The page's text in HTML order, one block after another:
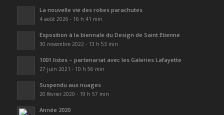
La nouvelle vie des robes parachutes
4 août 2026 - 16 h 41 min
Exposition à la biennale du Design de Saint Etienne
30 novembre 2022 - 13 h 53 min
1001 listes – partenariat avec les Galeries Lafayette
27 juin 2021 - 10 h 56 min
Suspendu aux nuages
20 février 2020 - 19 h 57 min
Année 2020